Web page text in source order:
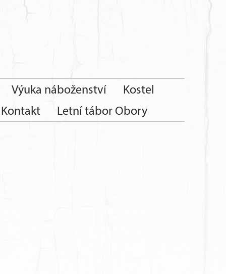
Výuka náboženství
Kostel
Kontakt
Letní tábor Obory